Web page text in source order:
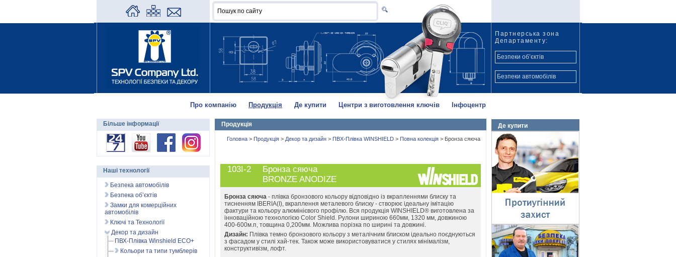
Партнерська зона
Департаменту:
Безпеки об’єктів
Безпеки автомобілів
Про компанію Продукція Де купити Центри з виготовлення ключів Інфоцентр
Продукція
Головна > Продукція > Декор та дизайн > ПВХ-Плівка WINSHIELD > Повна колекція > Бронза сяюча
103I-2
Бронза сяюча
BRONZE ANODIZE
Бронза сяюча - плівка бронзового кольору відповідно із вкрапленнями блиску та
тисненням IBERIA(I), вкраплення металевого блиску - створює ідеальну імітацію
фактури та кольору алюмінієвого профілю. Вся продукція WINSHIELD® виготовлена за
інноваційною технологією Color Shield. Рулони шириною 660мм, 1320 мм, довжиною
400-600м.п, товщина 0,200мм. Можлива порізка по ширині та довжині.
Дизайн: Плівка темно бронзового кольору з металічним блиском ідеально поєднуються
з фасадом у стилі хай-тек. Також може використовуватися у стилях мінімалізм,
конструктивізм, лофт.
Де купити
Протиугінний захист
⇓
Захист майна
⇓
Більше інформації
Наші технології
Безпека автомобілів
Безпека об’єктів
Замки для комерційних
автомобілів
Ключі та Технології
Декор та дизайн
ПВХ-Плівка Winshield ECO+
Кольори та типи тумблерів